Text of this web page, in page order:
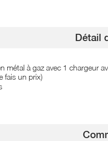
Détail
métal à gaz avec 1 chargeur
fais un prix)